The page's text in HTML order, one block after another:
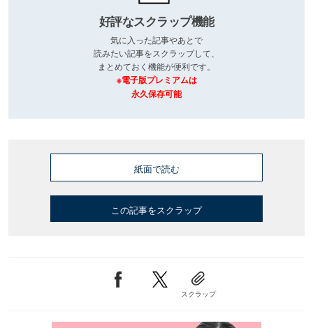
好評なスクラップ機能
気に入った記事やあとで
読みたい記事をスクラップして、
まとめておく機能が便利です。
※電子版プレミアムは
永久保存可能
紙面で読む
この記事をスクラップ
スクラップ